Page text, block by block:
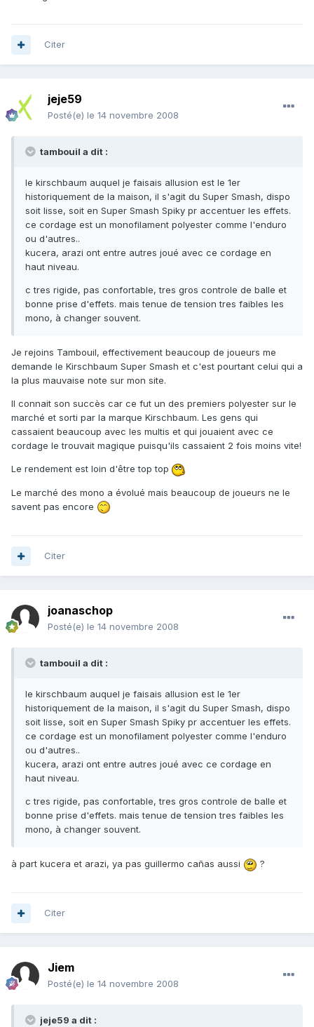
Citer
jeje59
Posté(e) le 14 novembre 2008
tambouil a dit :
le kirschbaum auquel je faisais allusion est le 1er
historiquement de la maison, il s'agit du Super Smash, dispo
soit lisse, soit en Super Smash Spiky pr accentuer les effets.
ce cordage est un monofilament polyester comme l'enduro
ou d'autres..
kucera, arazi ont entre autres joué avec ce cordage en
haut niveau.
c tres rigide, pas confortable, tres gros controle de balle et
bonne prise d'effets. mais tenue de tension tres faibles les
mono, à changer souvent.
Je rejoins Tambouil, effectivement beaucoup de joueurs me
demande le Kirschbaum Super Smash et c'est pourtant celui qui a
la plus mauvaise note sur mon site.
Il connait son succès car ce fut un des premiers polyester sur le
marché et sorti par la marque Kirschbaum. Les gens qui
cassaient beaucoup avec les multis et qui jouaient avec ce
cordage le trouvait magique puisqu'ils cassaient 2 fois moins vite!
Le rendement est loin d'être top top
Le marché des mono a évolué mais beaucoup de joueurs ne le
savent pas encore
Citer
joanaschop
Posté(e) le 14 novembre 2008
tambouil a dit :
le kirschbaum auquel je faisais allusion est le 1er
historiquement de la maison, il s'agit du Super Smash, dispo
soit lisse, soit en Super Smash Spiky pr accentuer les effets.
ce cordage est un monofilament polyester comme l'enduro
ou d'autres..
kucera, arazi ont entre autres joué avec ce cordage en
haut niveau.
c tres rigide, pas confortable, tres gros controle de balle et
bonne prise d'effets. mais tenue de tension tres faibles les
mono, à changer souvent.
à part kucera et arazi, ya pas guillermo cañas aussi ?
Citer
Jiem
Posté(e) le 14 novembre 2008
jeje59 a dit :